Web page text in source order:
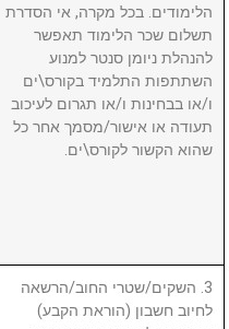
הלימודים. בכל מקרה, אי הסדרת
תשלום שכר הלימוד תאפשר
להנהלת ניומן סנטר למנוע
השתתפות התלמיד בקורס\ים
ו/או בבחינות ו/או תגרום לעיכוב
תעודה או אישור/מסמך אחר כל
שהוא הקשור לקורס\ים.
3. השקים/שטרי החוב/הרשאה
לחיוב חשבון (הוראת הקבע)